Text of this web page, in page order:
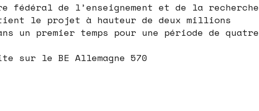
fédéral de l’enseignement et de la recherche
le projet à hauteur de deux millions
un premier temps pour une période de quatre
sur le BE Allemagne 570